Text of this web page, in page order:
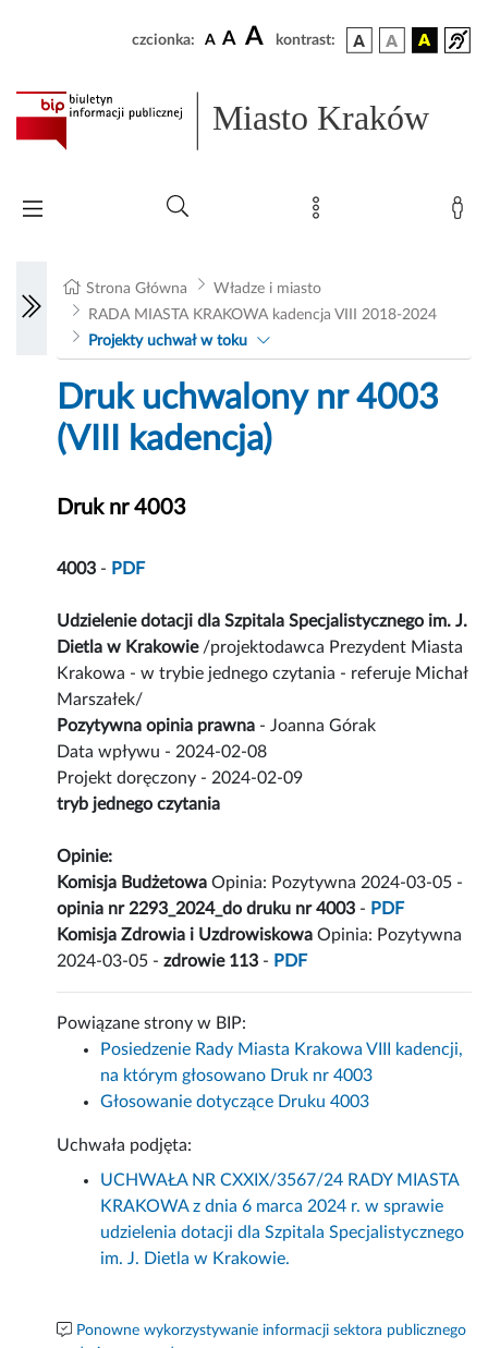
czcionka: A A A kontrast:
Miasto Kraków
Strona Główna
Władze i miasto
RADA MIASTA KRAKOWA kadencja VIII 2018-2024
Projekty uchwał w toku
Druk uchwalony nr 4003
(VIII kadencja)
Druk nr 4003
4003 - PDF
Udzielenie dotacji dla Szpitala Specjalistycznego im. J.
Dietla w Krakowie/projektodawca Prezydent Miasta
Krakowa - w trybie jednego czytania - referuje Michał
Marszałek/
Pozytywna opinia prawna - Joanna Górak
Data wpływu - 2024-02-08
Projekt doręczony - 2024-02-09
tryb jednego czytania
Opinie:
Komisja Budżetowa Opinia: Pozytywna 2024-03-05 -
opinia nr 2293_2024_do druku nr 4003 - PDF
Komisja Zdrowia i Uzdrowiskowa Opinia: Pozytywna
2024-03-05 -zdrowie 113 - PDF
Powiązane strony w BIP:
Posiedzenie Rady Miasta Krakowa VIII kadencji,
na którym głosowano Druk nr 4003
Głosowanie dotyczące Druku 4003
Uchwała podjęta:
UCHWAŁA NR CXXIX/3567/24 RADY MIASTA
KRAKOWA z dnia 6 marca 2024 r. w sprawie
udzielenia dotacji dla Szpitala Specjalistycznego
im. J. Dietla w Krakowie.
Ponowne wykorzystywanie informacji sektora publicznego